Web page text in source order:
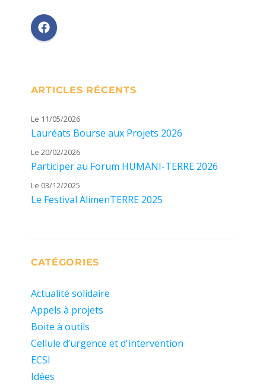
ARTICLES RÉCENTS
Le 11/05/2026
Lauréats Bourse aux Projets 2026
Le 20/02/2026
Participer au Forum HUMANI-TERRE 2026
Le 03/12/2025
Le Festival AlimenTERRE 2025
CATÉGORIES
Actualité solidaire
Appels à projets
Boite à outils
Cellule d’urgence et d'intervention
ECSI
Idées